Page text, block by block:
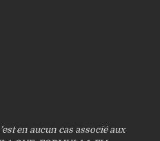
en aucun cas associé aux